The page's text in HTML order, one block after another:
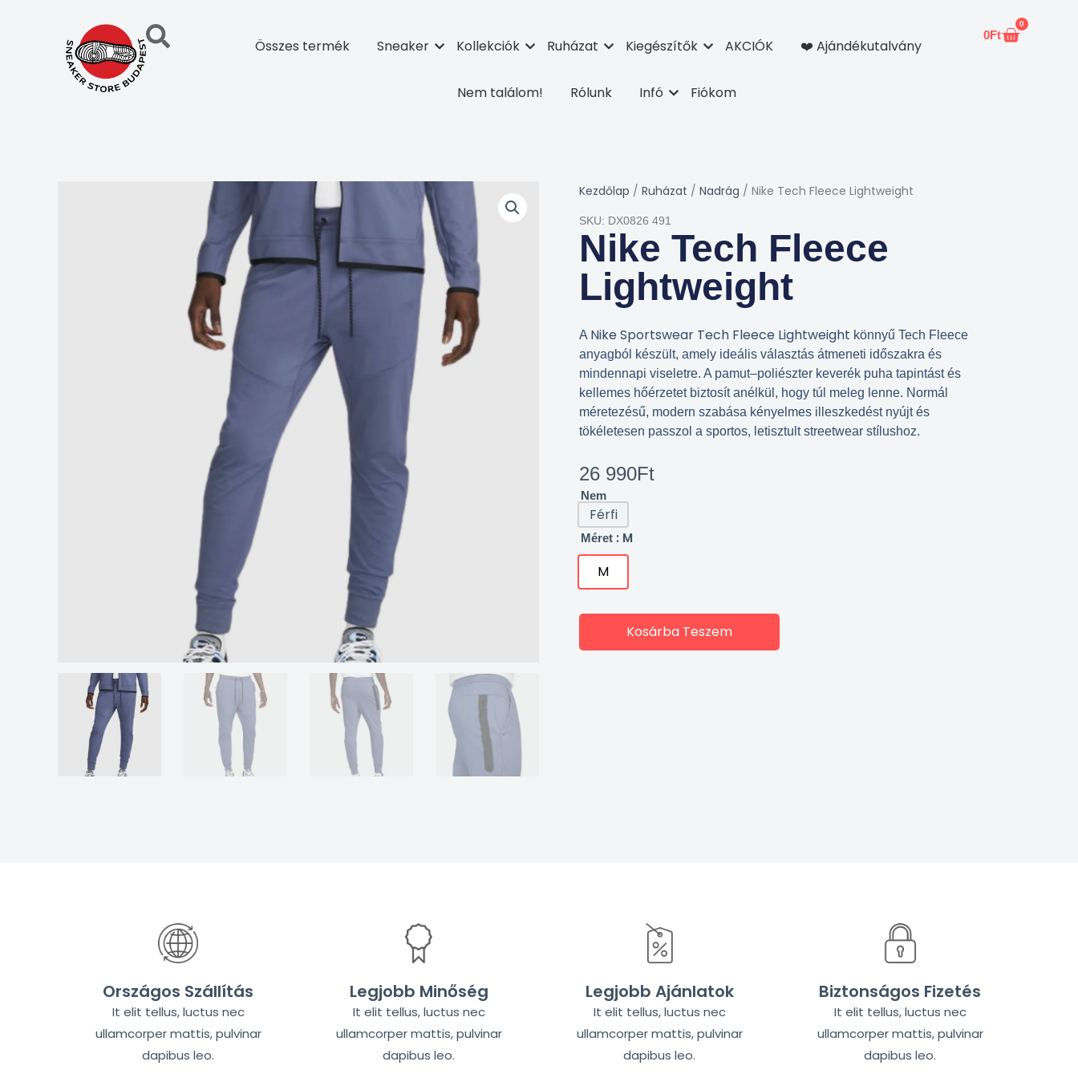
Összes termék Sneaker Kollekciók Ruházat Kiegészítők AKCIÓK ❤️ Ajándékutalvány
Nem találom! Rólunk Infó Fiókom
0Ft
0
Kosár
Kezdőlap / Ruházat / Nadrág / Nike Tech Fleece Lightweight
SKU: DX0826 491
Nike Tech Fleece
Lightweight
A Nike Sportswear Tech Fleece Lightweight könnyű Tech Fleece
anyagból készült, amely ideális választás átmeneti időszakra és
mindennapi viseletre. A pamut–poliészter keverék puha tapintást és
kellemes hőérzetet biztosít anélkül, hogy túl meleg lenne. Normál
méretezésű, modern szabása kényelmes illeszkedést nyújt és
tökéletesen passzol a sportos, letisztult streetwear stílushoz.
26 990Ft
Nem
Férfi
Méret : M
M
Kosárba Teszem
Országos Szállítás
It elit tellus, luctus nec
ullamcorper mattis, pulvinar
dapibus leo.
Legjobb Minőség
It elit tellus, luctus nec
ullamcorper mattis, pulvinar
dapibus leo.
Legjobb Ajánlatok
It elit tellus, luctus nec
ullamcorper mattis, pulvinar
dapibus leo.
Biztonságos Fizetés
It elit tellus, luctus nec
ullamcorper mattis, pulvinar
dapibus leo.